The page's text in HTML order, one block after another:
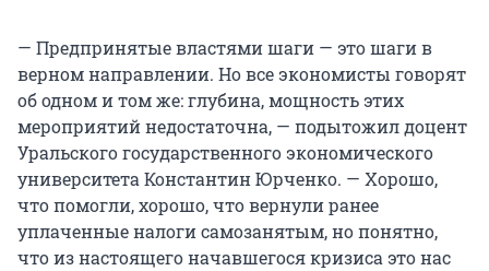
— Предпринятые властями шаги — это шаги в
верном направлении. Но все экономисты говорят
об одном и том же: глубина, мощность этих
мероприятий недостаточна, — подытожил доцент
Уральского государственного экономического
университета Константин Юрченко. — Хорошо,
что помогли, хорошо, что вернули ранее
уплаченные налоги самозанятым, но понятно,
что из настоящего начавшегося кризиса это нас